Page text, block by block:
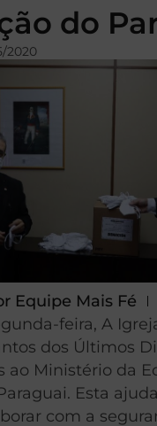
do
2020
Equipe Mais Fé
feira, A
dos Últimos
ao Ministério da
Esta
com a